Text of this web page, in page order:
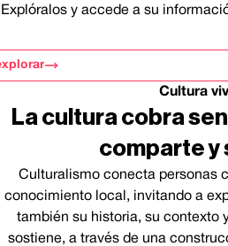
y accede a su
Cultura
La cultura cobra
comparte y
Culturalismo conecta personas
conocimiento local, invitando a
también su historia, su contexto
sostiene, a través de una